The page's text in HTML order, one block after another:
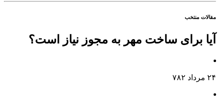
مقالات منتخب
آیا برای ساخت مهر به مجوز نیاز است؟
۲۴ مرداد ۷۸۲